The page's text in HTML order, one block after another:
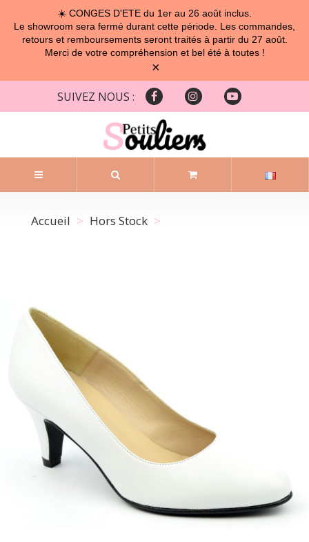
☀️ CONGES D'ETE du 1er au 26 août inclus.
Le showroom sera fermé durant cette période. Les commandes,
retours et remboursements seront traités à partir du 27 août.
Merci de votre compréhension et bel été à toutes !
×
SUIVEZ NOUS :
Accueil Hors Stock